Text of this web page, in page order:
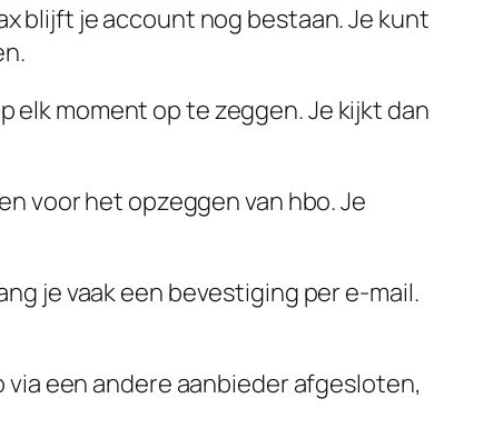
blijft je account nog bestaan. Je kunt
elk moment op te zeggen. Je kijkt dan
voor het opzeggen van hbo. Je
je vaak een bevestiging per e-mail.
via een andere aanbieder afgesloten,